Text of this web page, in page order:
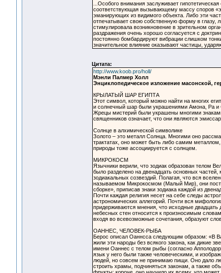
...Особого внимания заслуживает
соответствующая вызывающему массу споров
эманирующих из видимого объекта. Либо эти
отпечатывает свою собственную форму в глазу,
стимулировала возникновение в зрительном
раздражения очень хорошо согласуется с
постоянно бомбардируют вибрации слишком
значительное влияние оказывают частицы,
Цитата:
http://www.koob.pro/holl/
Мэнли Палмер Холл
Энциклопедическое изложение масонской,
КРЫЛАТЫЙ ШАР ЕГИПТА
Этот символ, который можно найти на многих
и солнечный шар были украшениями Амона, Ра
Жрецы мистерий были украшены многими
священников означает, что они являются
Солнце в алхимической символике
Золото – это металл Солнца. Многими оно
трактатах, оно может быть либо самим
природы тоже ассоциируется с солнцем.
МИКРОКОСМ
Язычники верили, что зодиак образован телом
было разделено на двенадцать основных
зодиакальных созвездий. Полагая, что вся
называемом Микрокосмом (Малый Мир), они
сборке», приписав знаки зодиака каждой из
Почти каждая религия несет на себе следы
астрономических аллегорий. Почти вся
придерживаются мнения, что исходные двадцать
небесных стен относится к произносимым
входя во всевозможные сочетания, образуют
ОАННЕС, ЧЕЛОВЕК-РЫБА
Берос описал Оаннсса следующим образом: «В
жили эти народы без всякого закона, как дикие
имени Оаннес с телом рыбы (согласно
язык у него были также человеческими, и
людей, но совсем не принимаю пищи. Оно дало
строить храмы, подчиняться законам, а также